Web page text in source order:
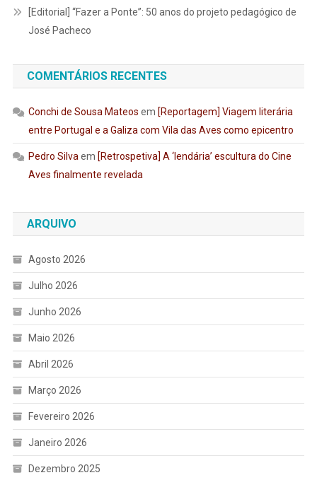
[Editorial] “Fazer a Ponte”: 50 anos do projeto pedagógico de
José Pacheco
COMENTÁRIOS RECENTES
Conchi de Sousa Mateos em [Reportagem] Viagem literária
entre Portugal e a Galiza com Vila das Aves como epicentro
Pedro Silvaem [Retrospetiva] A ‘lendária’ escultura do Cine
Aves finalmente revelada
ARQUIVO
Agosto 2026
Julho 2026
Junho 2026
Maio 2026
Abril 2026
Março 2026
Fevereiro 2026
Janeiro 2026
Dezembro 2025